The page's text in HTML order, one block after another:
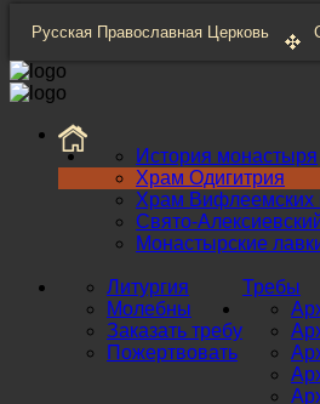
Русская Православная Церковь
История монастыря
Храм Одигитрия
Храм Вифлеемских
Свято-
Монастырские
Требы
Литургия
Молебны
Заказать требу
Пожертвовать